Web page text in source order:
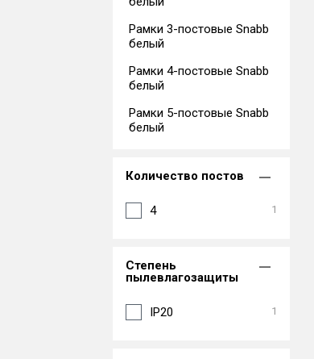
Рамки 3-постовые Snabb
белый
Рамки 4-постовые Snabb
белый
Рамки 5-постовые Snabb
белый
Количество постов
4 1
Степень
пылевлагозащиты
IP20 1